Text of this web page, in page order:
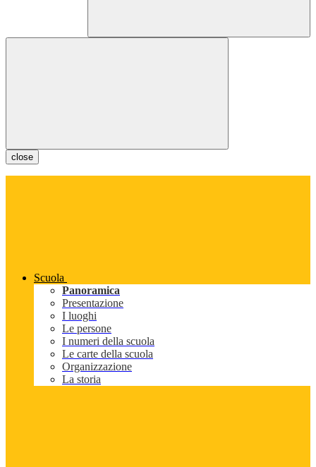
close
Scuola
Panoramica
Presentazione
I luoghi
Le persone
I numeri della scuola
Le carte della scuola
Organizzazione
La storia